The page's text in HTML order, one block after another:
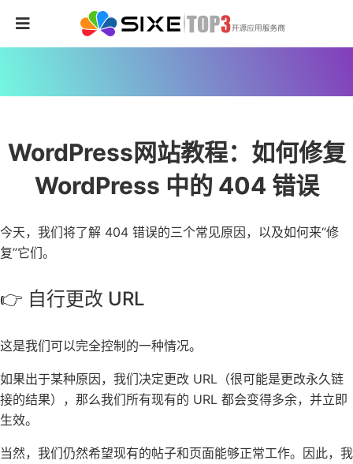
WordPress网站教程：如何修复
WordPress 中的 404 错误
今天，我们将了解 404 错误的三个常见原因，以及如何来“修
复”它们。
👉 自行更改 URL
这是我们可以完全控制的一种情况。
如果出于某种原因，我们决定更改 URL（很可能是更改永久链
接的结果），那么我们所有现有的 URL 都会变得多余，并立即
生效。
当然，我们仍然希望现有的帖子和页面能够正常工作。因此，我